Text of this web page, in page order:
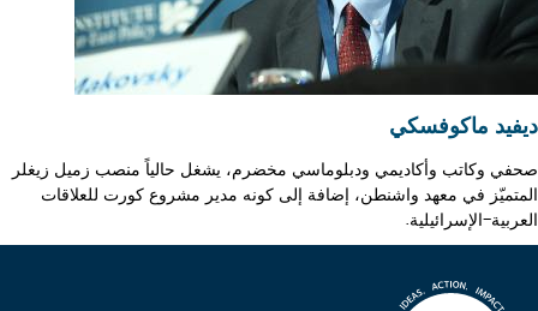
ديفيد ماكوفسكي
صحفي وكاتب وأكاديمي ودبلوماسي مخضرم، يشغل حالياً منصب زميل زيغلر
المتميّز في معهد واشنطن، إضافة إلى كونه مدير مشروع كورت للعلاقات
العربية-الإسرائيلية.